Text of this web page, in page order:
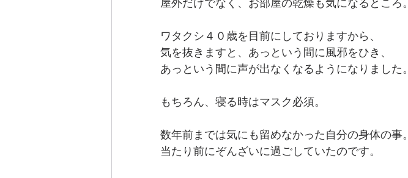
屋外だけでなく、お部屋の乾燥も気になるところ。
ワタクシ４０歳を目前にしておりますから、
気を抜きますと、あっという間に風邪をひき、
あっという間に声が出なくなるようになりました。
もちろん、寝る時はマスク必須。
数年前までは気にも留めなかった自分の身体の事。
当たり前にぞんざいに過ごしていたのです。